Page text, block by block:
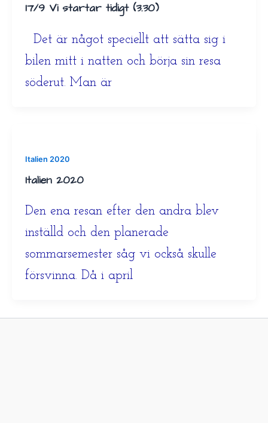
17/9 Vi startar tidigt (3.30)
Det är något speciellt att sätta sig i
bilen mitt i natten och börja sin resa
söderut. Man är
Italien 2020
Italien 2020
Den ena resan efter den andra blev
inställd och den planerade
sommarsemester såg vi också skulle
försvinna. Då i april